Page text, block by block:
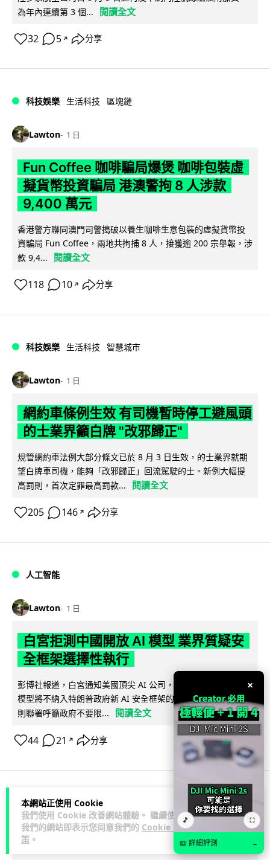
本網站正使用 Cookie
我們使用 Cookie 改善網站體驗。 繼續使用
我們的網站即表示您同意我們的 Cookie 政
策 。
為年內連續第 3 個...
閱讀全文
32 5 ↗ 分享
科技娛樂 生活科技 區塊鏈
Lawton 1 日
Fun Coffee 咖啡騙局爆煲 咖啡包裝虛
擬貨幣投資騙局 港澳警拘 8 人涉款
9,400 萬元
香港警方聯同澳門司警搗破以養生咖啡生意包裝的虛擬貨幣投
資騙局 Fun Coffee，兩地共拘捕 8 人，接獲逾 200 宗舉報，涉
款 9,4...
閱讀全文
118 10 ↗ 分享
科技娛樂 生活科技 智慧城市
Lawton 1 日
網約車條例生效 有司機暫時停工避風頭
的士業界籲白牌 "改邪歸正"
規管網約車法例大部分條文已於 8 月 3 日生效，的士業界就期
望白牌車司機，能夠「改邪歸正」回流駕駛的士。新例大幅提
高罰則，首次定罪最高罰款...
閱讀全文
205 146 ↗ 分享
人工智能
Lawton 1 日
白宮拒測中國開放 AI 模型 業界質疑安
全框架選擇性執行
彭博社報道，白宮通知美國頂尖 AI 公司，中國開發的開放權重
模型將不納入特朗普政府新 AI 安全框架的測試範圍。美國業界
則聯署呼籲政府不要限...
閱讀全文
44 21 ↗ 分享
人工智能
Vin
×
🎵 ⛶
📖 詳細評測 →